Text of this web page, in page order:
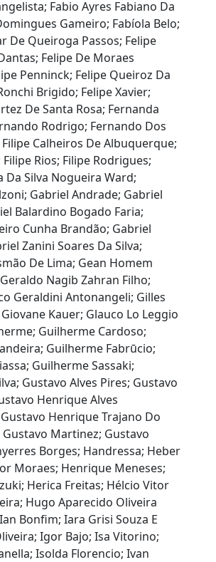
Fabio Ayres Fabiano Da
Gameiro; Fabíola Belo;
De Queiroga Passos; Felipe
Felipe De Moraes
Penninck; Felipe Queiroz Da
Brigido; Felipe Xavier;
De Santa Rosa; Fernanda
Rodrigo; Fernando Dos
Filipe Calheiros De Albuquerque;
Rios; Filipe Rodrigues;
Da Silva Nogueira Ward;
Gabriel Andrade; Gabriel
Balardino Bogado Faria;
Cunha Brandão; Gabriel
Zanini Soares Da Silva;
De Lima; Gean Homem
Nagib Zahran Filho;
Geraldini Antonangeli; Gilles
Kauer; Glauco Lo Leggio
Guilherme Cardoso;
Guilherme Fabrūcio;
Guilherme Sassaki;
Gustavo Alves Pires; Gustavo
Henrique Alves
Henrique Trajano Do
Martinez; Gustavo
Borges; Handressa; Heber
Moraes; Henrique Meneses;
Herica Freitas; Hélcio Vitor
Hugo Aparecido Oliveira
Bonfim; Iara Grisi Souza E
Igor Bajo; Isa Vitorino;
Isolda Florencio; Ivan